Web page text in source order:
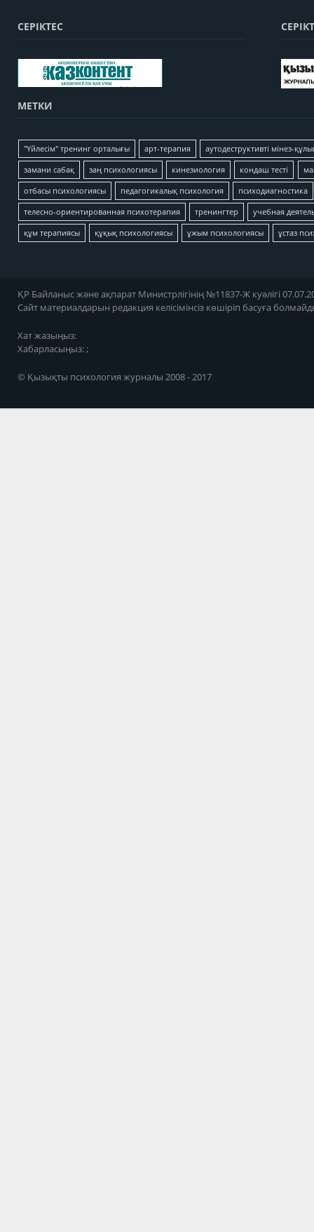
СЕРІКТЕС
МЕТКИ
"Үйлесім" тренинг орталығы арт-терапия аутодеструктивті мінез-
замани сабақ заң психологиясы кинезиология кондаш тесті
отбасы психологиясы педагогикалық психология психодиагностика
телесно-ориентированная психотерапия тренингтер учебная
құм терапиясы құқық психологиясы ұжым психологиясы ұстаз
ҚР Байланыс және ақпарат Министрлігінің №11837-Ж куәлігі
Сайт материалдарын редакция келісімінсіз көшіріп басуға
Хат жазыңыз:
Хабарласыңыз: ;
© Қызықты психология журналы 2008 - 2017